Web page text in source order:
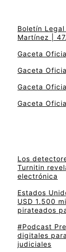
Boletín
Martínez |
Gaceta
Gaceta
Gaceta
Gaceta
Los
Turnitin
electrónica
Estados
USD 1.500
pirateados
#Podcast
digitales
judiciales